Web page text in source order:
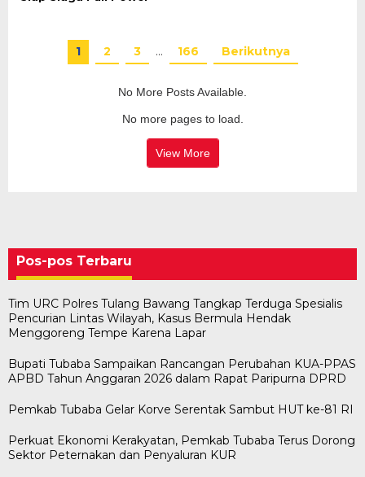
1 2 3 … 166 Berikutnya
No More Posts Available.
No more pages to load.
View More
Pos-pos Terbaru
Tim URC Polres Tulang Bawang Tangkap Terduga Spesialis
Pencurian Lintas Wilayah, Kasus Bermula Hendak
Menggoreng Tempe Karena Lapar
Bupati Tubaba Sampaikan Rancangan Perubahan KUA-PPAS
APBD Tahun Anggaran 2026 dalam Rapat Paripurna DPRD
Pemkab Tubaba Gelar Korve Serentak Sambut HUT ke-81 RI
Perkuat Ekonomi Kerakyatan, Pemkab Tubaba Terus Dorong
Sektor Peternakan dan Penyaluran KUR